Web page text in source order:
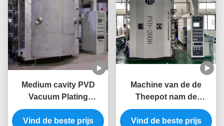
Medium cavity PVD
Vacuum Plating
Machine Multi-purpose
voor
Vind de beste prijs
Machine van de de
Theepot nam de
Decoratieve PVD
Vacuümdeklaag van de
Vind de beste prijs